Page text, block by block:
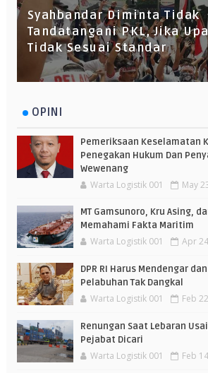
Syahbandar Diminta Tidak
Tandatangani PKL, Jika
Tidak Sesuai Standar
OPINI
Pemeriksaan Keselamatan
Penegakan Hukum Dan
Wewenang
Warta Logistik 001 May
MT Gamsunoro, Kru Asing,
Memahami Fakta Maritim
Warta Logistik 001 Apr
DPR RI Harus Mendengar
Pelabuhan Tak Dangkal
Warta Logistik 001 Feb
Renungan Saat Lebaran
Pejabat Dicari
Warta Logistik 001 Feb